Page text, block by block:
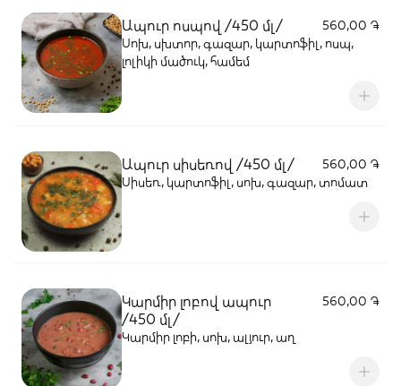
Ապուր ոսպով /450 մլ/
560,00 ֏
Սոխ, սխտոր, գազար, կարտոֆիլ, ոսպ,
լոլիկի մածուկ, համեմ
Ապուր սիսեռով /450 մլ/
560,00 ֏
Սիսեռ, կարտոֆիլ, սոխ, գազար, տոմատ
Կարմիր լոբով ապուր
/450 մլ/
560,00 ֏
Կարմիր լոբի, սոխ, ալյուր, աղ